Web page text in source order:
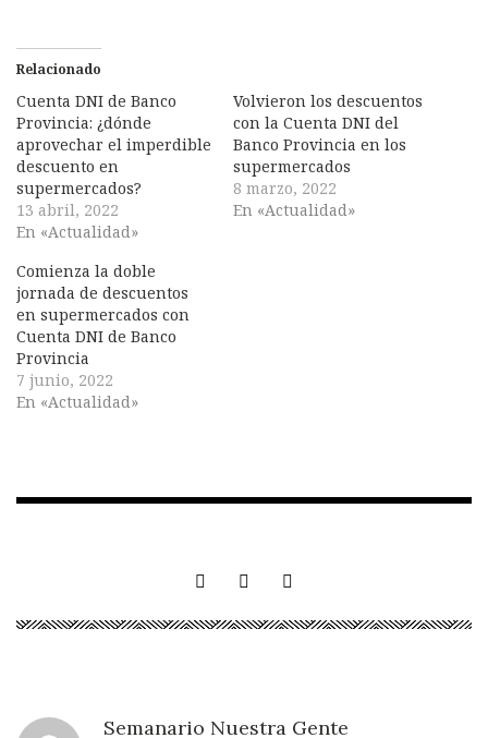
Relacionado
Cuenta DNI de Banco
Provincia: ¿dónde
aprovechar el imperdible
descuento en
supermercados?
13 abril, 2022
En «Actualidad»
Volvieron los descuentos
con la Cuenta DNI del
Banco Provincia en los
supermercados
8 marzo, 2022
En «Actualidad»
Comienza la doble
jornada de descuentos
en supermercados con
Cuenta DNI de Banco
Provincia
7 junio, 2022
En «Actualidad»
Semanario Nuestra Gente